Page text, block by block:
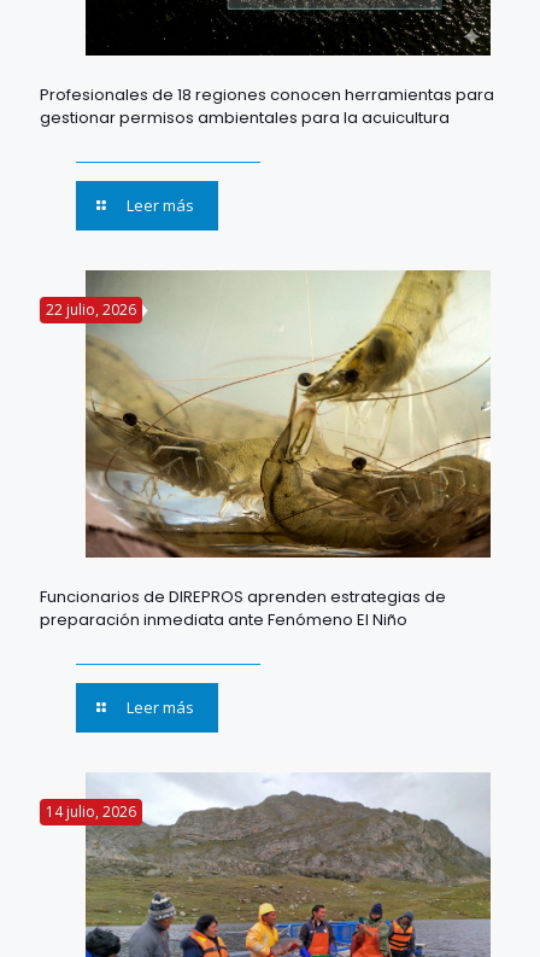
Profesionales de 18 regiones conocen herramientas para
gestionar permisos ambientales para la acuicultura
Leer más
22 julio, 2026
Funcionarios de DIREPROS aprenden estrategias de
preparación inmediata ante Fenómeno El Niño
Leer más
14 julio, 2026